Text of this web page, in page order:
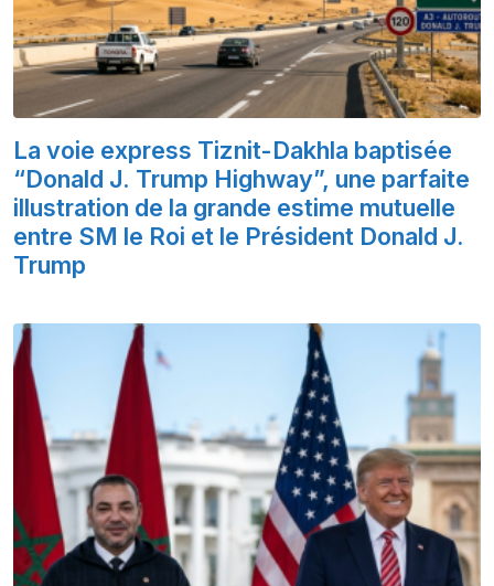
La voie express Tiznit-Dakhla baptisée
“Donald J. Trump Highway”, une parfaite
illustration de la grande estime mutuelle
entre SM le Roi et le Président Donald J.
Trump